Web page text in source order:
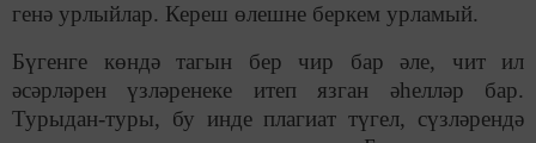
генә урлыйлар. Кереш өлешне беркем урламый.
Бүгенге көндә тагын бер чир бар әле, чит ил
әсәрләрен үзләренеке итеп язган әһелләр бар.
Турыдан-туры, бу инде плагиат түгел, сүзләрендә